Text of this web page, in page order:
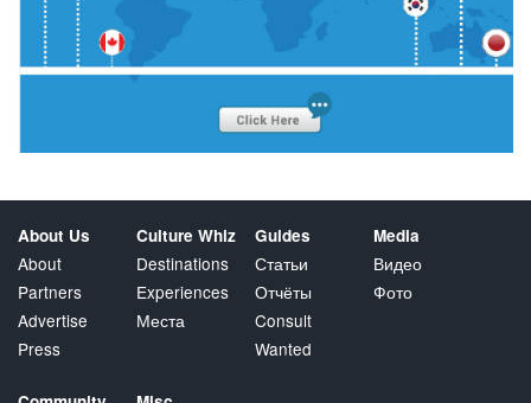
About Us
About
Partners
Advertise
Press
Culture Whiz
Destinations
Experiences
Места
Guides
Статьи
Отчёты
Consult
Wanted
Media
Видео
Фото